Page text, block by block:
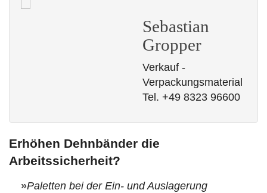
Sebastian
Gropper
Verkauf -
Verpackungsmaterial
Tel. +49 8323 96600
Erhöhen Dehnbänder die
Arbeitssicherheit?
»Paletten bei der Ein- und Auslagerung